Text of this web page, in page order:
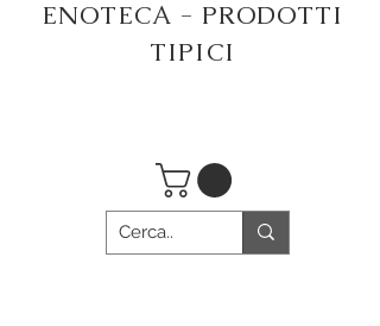
ENOTECA - PRODOTTI
TIPICI